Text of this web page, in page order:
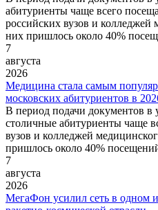
абитуриенты чаще всего
российских вузов и
них пришлось около 40%
7
августа
2026
Медицина стала самым
московских абитуриентов в
В период подачи документов в
столичные абитуриенты чаще
вузов и колледжей
пришлось около 40%
7
августа
2026
МегаФон усилил сеть в одном